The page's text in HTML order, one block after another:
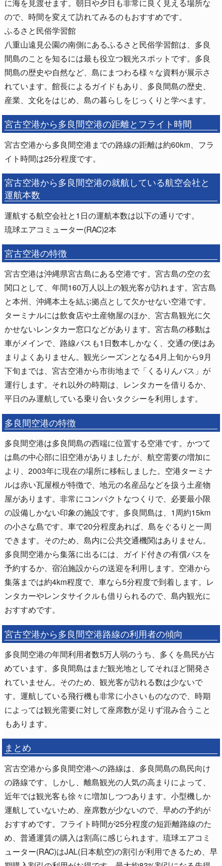
に海を見渡せます。朝日や夕日も非常に良く見える場所な
ので、時間を変えて訪れてみるのもおすすめです。
ふるさと民俗学習館
八重山遠見公園の南側にあるふるさと民俗学習館は、多良
間島のことを知るには最も役立つ観光スポットです。多良
間島の歴史や自然など、島にまつわる様々な資料が展示さ
れています。館長によるガイドもあり、多良間島の歴史、
産業、文化をはじめ、島の暮らしをじっくりと学べます。
宮古空港から多良間空港の距離とフライト時間
宮古空港から多良間空港までの路線の距離は約60km、フラ
イト時間は25分程度です。
宮古空港から多良間空港の就航している航空会社と
運航本数
運航する航空会社と1日の運航本数は以下の通りです。
琉球エアコミューター(RAC)2本
宮古空港の特徴
宮古空港は沖縄県宮古島にある空港です。宮古島の空の玄
関口として、年間160万人以上の観光客が訪れます。宮古島
と本州、沖縄本土を結ぶ拠点として欠かせない空港です。
ターミナルには飲食店や土産物屋のほか、宮古島観光に欠
かせないレンタカー窓口などがあります。宮古島の移動は
車がメインで、路線バスも1日数本しかなく、交通の便はあ
まりよくありません。観光シーズンとなる4月上旬から9月
下旬までは、宮古空港から市街地まで「くるりんバス」が
運行します。それ以外の時期は、レンタカーを借りるか、
平日のみ運航している乗り合いタクシーを利用します。
多良間空港の特徴
多良間空港は多良間島の西端に位置する空港です。かつて
は島の中心部に旧空港がありましたが、航空需要の増加に
より、2003年に現在の場所に移転しました。空港ターミナ
ルは赤い瓦屋根が特徴で、地元の名産品などを扱う土産物
屋があります。非常にコンパクトなつくりで、必要最小限
の設備しかない印象の施設です。多良間島は、1周約15km
の小さな島です。車で20分程度あれば、島をぐるりと一周
できます。そのため、島内に公共交通機関はありません。
多良間空港から集落に出るには、ガイド付きの有償バスを
予約するか、宿泊施設からの送迎を利用します。空港から
集落までは約4km程度で、車なら5分程度で到着します。レ
ンタカーやレンタサイクルも借りられるので、島内観光に
おすすめです。
宮古空港から多良間空港路線の利用者の傾向
多良間空港の年間利用者数5万人弱のうち、多くを島民が占
めています。多良間島はまだ観光地としてそれほど開発さ
れていません。そのため、観光客が訪れる数は少ないで
す。運航している飛行機も非常に小さいものなので、時期
によっては観光需要に対して座席数が足りず混み合うこと
もあります。
まとめ
宮古空港から多良間空港への路線は、多良間島の島民向け
の路線です。しかし、離島観光の人気の高まりによって、
近年では観光客も徐々に増加しつつあります。小型機しか
運航していないため、座席数が少ないので、早めの予約が
おすすめです。フライト時間が25分程度の短距離路線のた
め、普通運賃の購入は割高に感じられます。琉球エアコミ
ューター(RAC)はJAL(日本航空)の割引が利用できるため、早